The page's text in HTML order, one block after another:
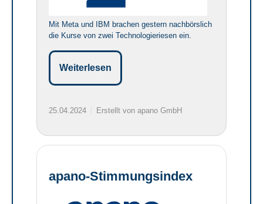
Mit Meta und IBM brachen gestern nachbörslich
die Kurse von zwei Technologieriesen ein.
Weiterlesen
25.04.2024 Erstellt von apano GmbH
apano-Stimmungsindex